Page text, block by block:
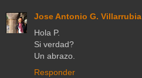
Jose Antonio G. Villarrubia
Hola P.
Si verdad?
Un abrazo.
Responder